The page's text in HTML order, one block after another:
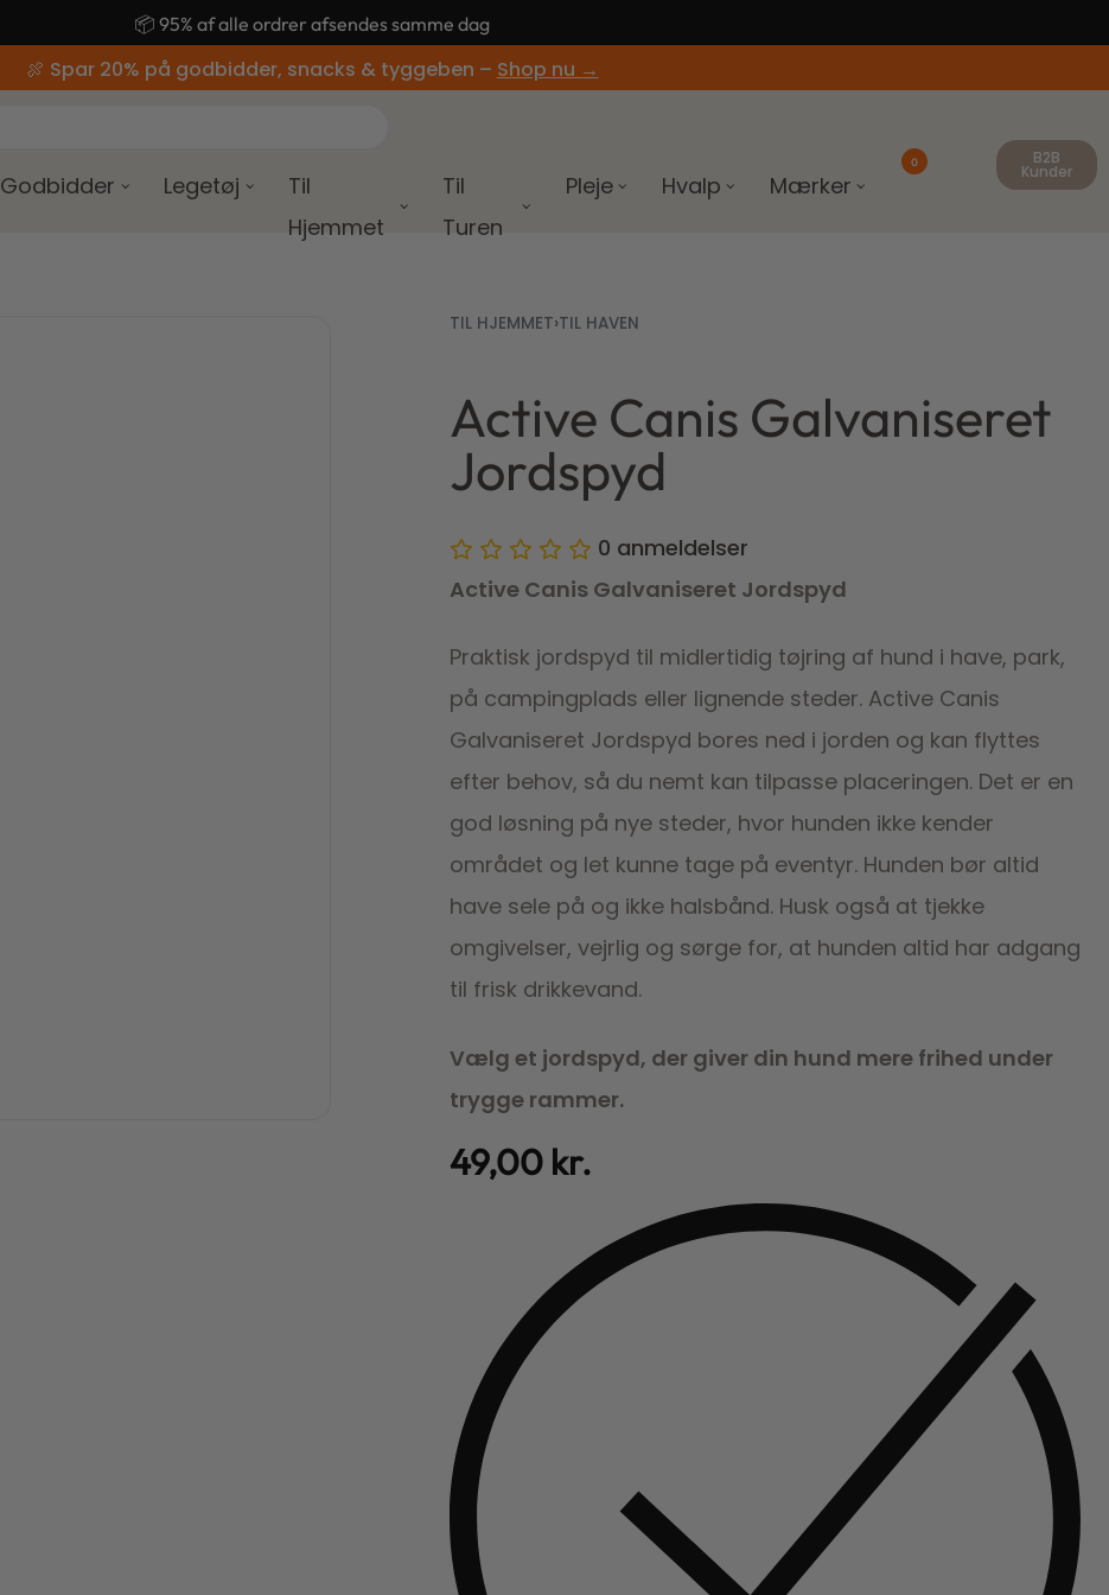
🚚 Gratis fragt ved køb over 499,-
🍖 Spar 20% på godbidder, snacks & tyggeben – Shop nu →
Godbidder Legetøj
Til
Hjemmet
Til
Turen
Pleje Hvalp Mærker
0 B2B
Kunder
TIL HJEMMET›TIL HAVEN
379,00kr. 459,00kr.
149,00kr.
Active Canis Galvaniseret
Jordspyd
0 anmeldelser
Active Canis Galvaniseret Jordspyd
Praktisk jordspyd til midlertidig tøjring af hund i have, park,
på campingplads eller lignende steder. Active Canis
Galvaniseret Jordspyd bores ned i jorden og kan flyttes
efter behov, så du nemt kan tilpasse placeringen. Det er en
god løsning på nye steder, hvor hunden ikke kender
området og let kunne tage på eventyr. Hunden bør altid
have sele på og ikke halsbånd. Husk også at tjekke
omgivelser, vejrlig og sørge for, at hunden altid har adgang
til frisk drikkevand.
Vælg et jordspyd, der giver din hund mere frihed under
trygge rammer.
49,00 kr.